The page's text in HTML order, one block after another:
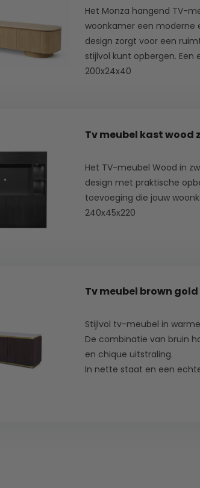
Het Monza hangend TV-
woonkamer een moderne
design zorgt voor een
stijlvol kunt opbergen. Een
200x24x40
Tv meubel kast wood
Het TV-meubel Wood in
design met praktische
toevoeging die jouw
240x45x220
Tv meubel brown gold
Stijlvol tv-meubel in
De combinatie van bruin
en chique uitstraling.
In nette staat en een